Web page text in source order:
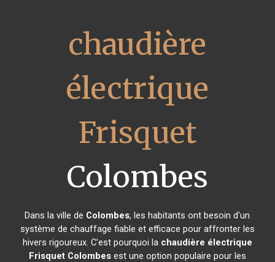
chaudière
électrique
Frisquet
Colombes
Dans la ville de Colombes, les habitants ont besoin d'un
système de chauffage fiable et efficace pour affronter les
hivers rigoureux. C'est pourquoi la chaudière électrique
Frisquet Colombesest une option populaire pour les